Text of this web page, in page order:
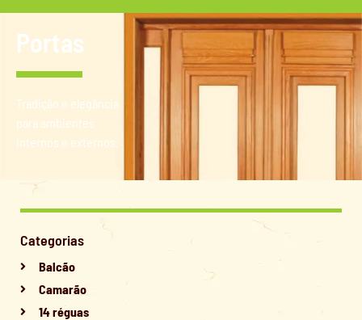
Portas
Tradição e elegância
para ambientes
internos e externos.
Categorias
Balcão
Camarão
14 réguas